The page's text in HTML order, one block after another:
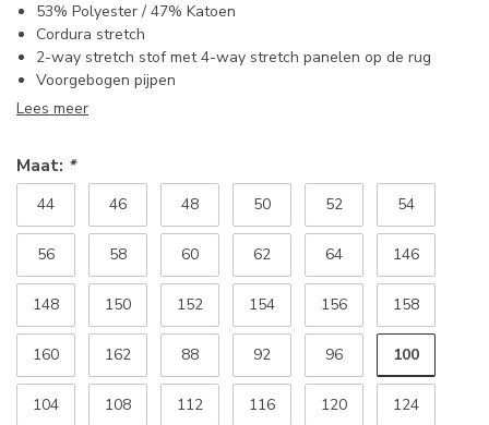
53% Polyester / 47% Katoen
Cordura stretch
2-way stretch stof met 4-way stretch panelen op de rug
Voorgebogen pijpen
Lees meer
Maat: *
44 46 48 50 52 54
56 58 60 62 64 146
148 150 152 154 156 158
160 162 88 92 96 100
104 108 112 116 120 124